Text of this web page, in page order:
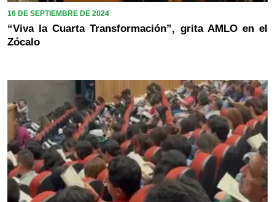
16 DE SEPTIEMBRE DE 2024
“Viva la Cuarta Transformación”, grita AMLO en el
Zócalo